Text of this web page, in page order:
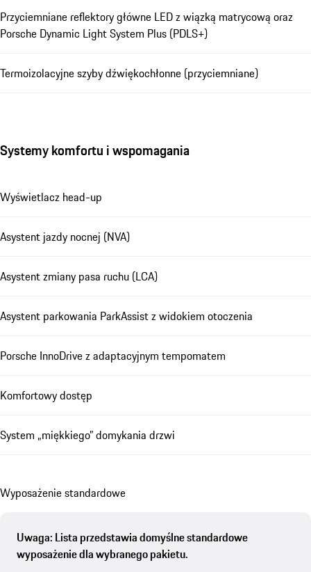
Przyciemniane reflektory główne LED z wiązką matrycową oraz
Porsche Dynamic Light System Plus (PDLS+)
Termoizolacyjne szyby dźwiękochłonne (przyciemniane)
Systemy komfortu i wspomagania
Wyświetlacz head-up
Asystent jazdy nocnej (NVA)
Asystent zmiany pasa ruchu (LCA)
Asystent parkowania ParkAssist z widokiem otoczenia
Porsche InnoDrive z adaptacyjnym tempomatem
Komfortowy dostęp
System „miękkiego” domykania drzwi
Wyposażenie standardowe
Uwaga: Lista przedstawia domyślne standardowe
wyposażenie dla wybranego pakietu.